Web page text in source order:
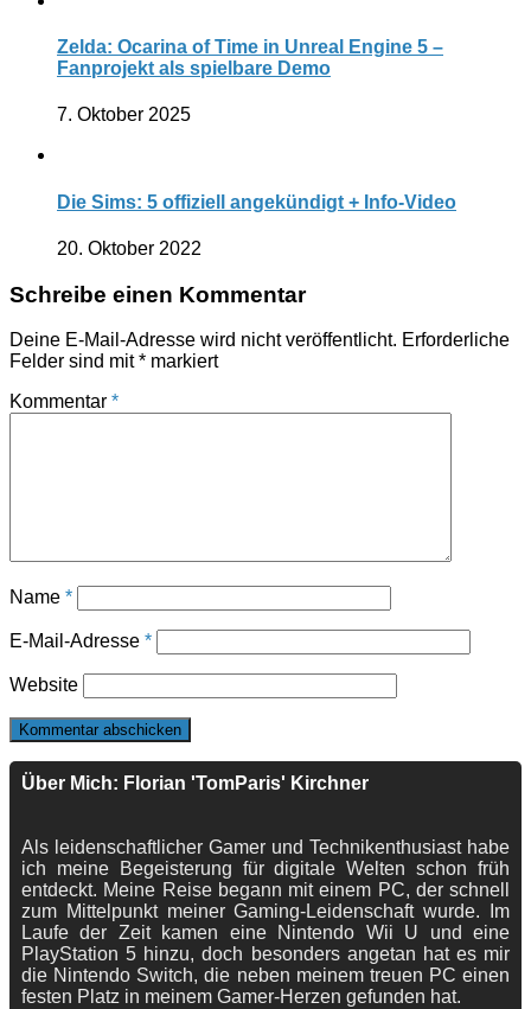
Zelda: Ocarina of Time in Unreal Engine 5 –
Fanprojekt als spielbare Demo
7. Oktober 2025
Die Sims: 5 offiziell angekündigt + Info-Video
20. Oktober 2022
Schreibe einen Kommentar
Deine E-Mail-Adresse wird nicht veröffentlicht. Erforderliche
Felder sind mit* markiert
Kommentar *
Name *
E-Mail-Adresse *
Website
Über Mich: Florian 'TomParis' Kirchner
Als leidenschaftlicher Gamer und Technikenthusiast habe
ich meine Begeisterung für digitale Welten schon früh
entdeckt. Meine Reise begann mit einem PC, der schnell
zum Mittelpunkt meiner Gaming-Leidenschaft wurde. Im
Laufe der Zeit kamen eine Nintendo Wii U und eine
PlayStation 5 hinzu, doch besonders angetan hat es mir
die Nintendo Switch, die neben meinem treuen PC einen
festen Platz in meinem Gamer-Herzen gefunden hat.